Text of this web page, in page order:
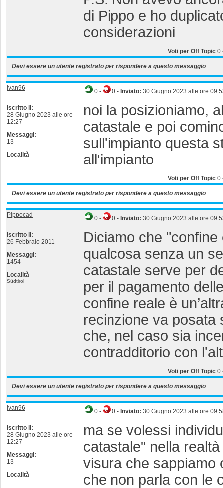
di Pippo e ho
considerazioni
Voti per Off Topic 0
Devi essere un utente registrato per rispondere a questo messaggio
Ivan96
Iscritto il:
28 Giugno 2023 alle ore
12:27
Messaggi:
13
Località
0 - 0 - Inviato: 30 Giugno 2023 alle ore
noi la posizioniamo,
catastale e poi
sull'impianto questa
all'impianto
Voti per Off Topic 0
Devi essere un utente registrato per rispondere a questo messaggio
Pippocad
Iscritto il:
26 Febbraio 2011
Messaggi:
1454
Località
Südtirol
0 - 0 - Inviato: 30 Giugno 2023 alle ore
Diciamo che
qualcosa senza un
catastale serve per
per il pagamento
confine reale è
recinzione va posata
che, nel caso sia
contradditorio con
Voti per Off Topic 0
Devi essere un utente registrato per rispondere a questo messaggio
Ivan96
Iscritto il:
28 Giugno 2023 alle ore
12:27
Messaggi:
13
Località
0 - 0 - Inviato: 30 Giugno 2023 alle ore
ma se volessi
catastale" nella
visura che sappiamo
che non parla con le